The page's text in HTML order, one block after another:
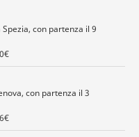
con partenza il 9
con partenza il 3